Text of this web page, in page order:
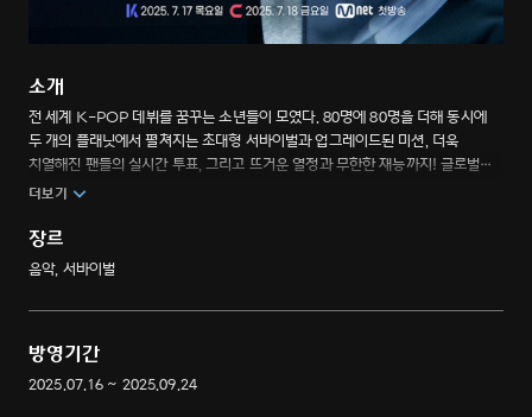
소개
전 세계 K-POP 데뷔를 꿈꾸는 소년들이 모였다. 80명에 80명을 더해 동시에
두 개의 플래닛에서 펼쳐지는 초대형 서바이벌과 업그레이드된 미션, 더욱
치열해진 팬들의 실시간 투표, 그리고 뜨거운 열정과 무한한 재능까지! 글로벌
팬덤이 직접 데뷔시키고 최정상에 올리는 보이그룹 월드 스케일 프로젝트.
더보기
장르
음악, 서바이벌
방영기간
2025.07.16 ~ 2025.09.24